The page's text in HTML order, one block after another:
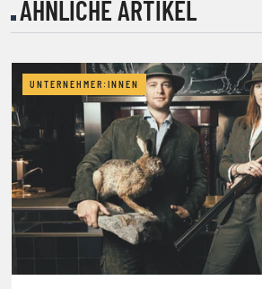
ÄHNLICHE ARTIKEL
UNTERNEHMER:INNEN